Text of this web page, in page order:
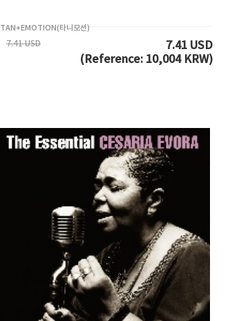
TAN+EMOTION(타니모션)
7.41 USD
7.41 USD
(Reference: 10,004 KRW)